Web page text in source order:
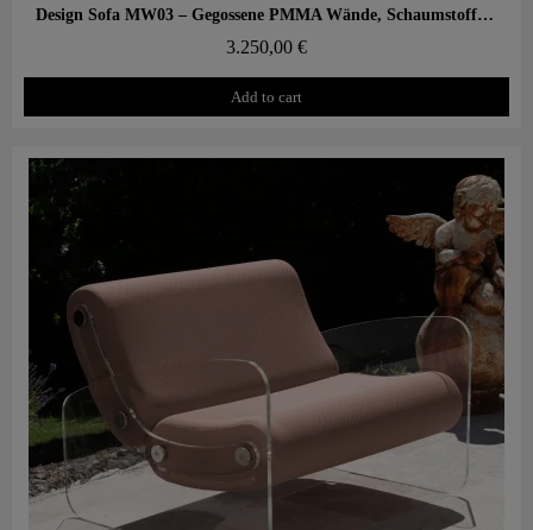
Aperçu rapide Design Sofa MW03 – Gegossene PMMA Wände, Schaumstoffsitz
3.250,00 €
Add to cart